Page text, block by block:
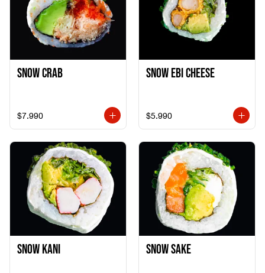
Snow Crab
$7.990
Snow Ebi Cheese
$5.990
Snow Kani Snow Sake